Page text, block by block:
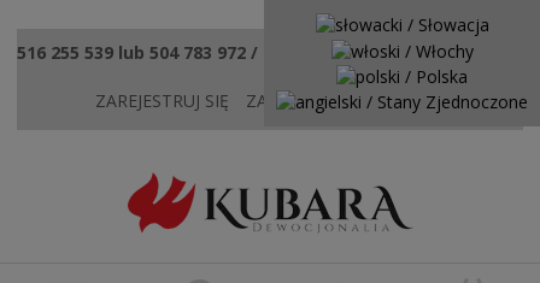
516 255 539 lub 504 783 972 / sklep@kubaradewocjonalia.pl
ZAREJESTRUJ SIĘ ZALOGUJ SIĘ KONTAKT